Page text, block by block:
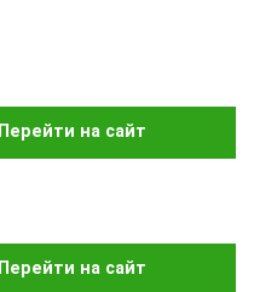
Перейти на сайт
Перейти на сайт